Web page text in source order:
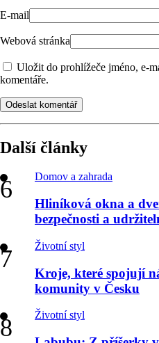
E-mail
Webová stránka
Uložit do prohlížeče jméno, e-
komentáře.
Odeslat komentář
Další články
Domov a zahrada
Hliníková okna a
bezpečnosti a
Životní styl
Kroje, které spojují
komunity v Česku
Životní styl